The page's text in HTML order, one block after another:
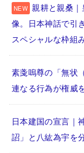
親耕と親桑
像。日本神話で引
スペシャルな枠組
素戔嗚尊の「無状
連なる行為が権威
日本建国の宣言｜
詔」と八紘為宇を